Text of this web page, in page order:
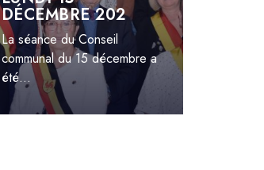
DÉCEMBRE 202
La séance du Conseil
communal du 15 décembre a
été...